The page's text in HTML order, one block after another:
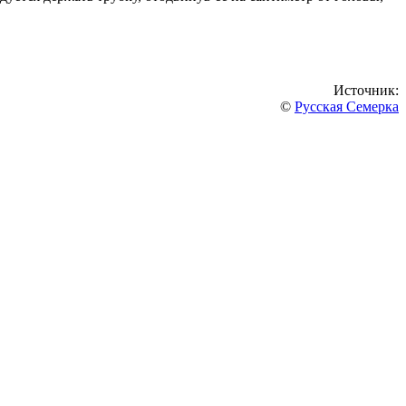
Источник:
© Русская Семерка